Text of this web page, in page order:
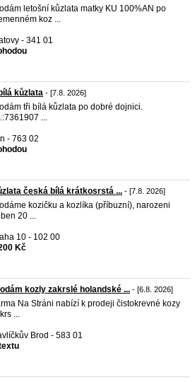
letošní kůzlata matky KU 100%AN po
koz ...
- 341 01
kůzlata - [7.8. 2026]
tři bílá kůzlata po dobré dojnici.
...
- 763 02
česká bílá krátkosrstá ... - [7.8. 2026]
kozičku a kozlíka (příbuzní), narozeni
20 ...
10 - 102 00
Kč
kozly zakrslé holandské ... - [6.8. 2026]
Na Stráni nabízí k prodeji čistokrevné kozy
...
Brod - 583 01